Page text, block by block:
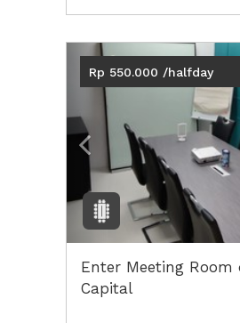
Previous
Rp 550.000 /halfday
Enter Meeting Room
Capital